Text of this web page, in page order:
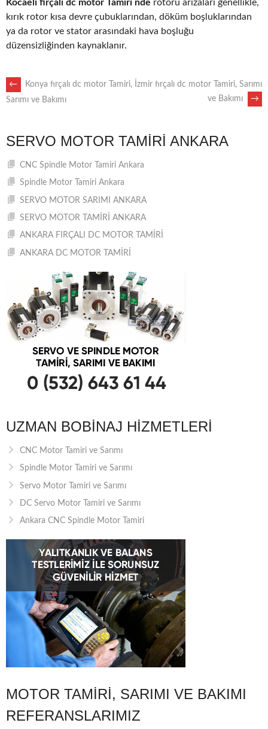
Kocaeli fırçalı dc motor Tamiri nde rotoru arızaları genellikle,
kırık rotor kısa devre çubuklarından, döküm boşluklarından
ya da rotor ve stator arasındaki hava boşluğu
düzensizliğinden kaynaklanır.
POST
←
Konya fırçalı dc motor Tamiri,
Sarımı ve Bakımı
İzmir fırçalı dc motor Tamiri, Sarımı
ve Bakımı
→
SERVO MOTOR TAMIRI ANKARA
CNC Spindle Motor Tamiri Ankara
Spindle Motor Tamiri Ankara
SERVO MOTOR SARIMI ANKARA
SERVO MOTOR TAMİRİ ANKARA
ANKARA FIRÇALI DC MOTOR TAMİRİ
ANKARA DC MOTOR TAMİRİ
UZMAN BOBINAJ HIZMETLERI
CNC Motor Tamiri ve Sarımı
Spindle Motor Tamiri ve Sarımı
Servo Motor Tamiri ve Sarımı
DC Servo Motor Tamiri ve Sarımı
Ankara CNC Spindle Motor Tamiri
MOTOR TAMIRI, SARIMI VE BAKIMI
REFERANSLARIMIZ